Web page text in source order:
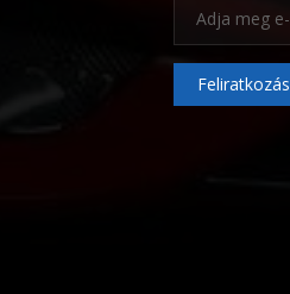
Feliratkozás